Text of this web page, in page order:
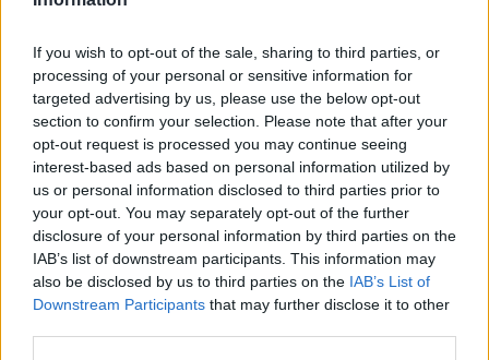
If you wish to opt-out of the sale, sharing to third parties, or
processing of your personal or sensitive information for
targeted advertising by us, please use the below opt-out
section to confirm your selection. Please note that after your
opt-out request is processed you may continue seeing
interest-based ads based on personal information utilized by
us or personal information disclosed to third parties prior to
your opt-out. You may separately opt-out of the further
disclosure of your personal information by third parties on the
IAB’s list of downstream participants. This information may
also be disclosed by us to third parties on the IAB’s List of
Downstream Participants that may further disclose it to other